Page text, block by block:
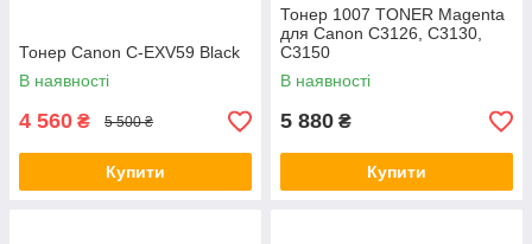
Тонер Canon C-EXV59 Black
В наявності
4 560 ₴ 5 500 ₴
Купити
Тонер 1007 TONER Magenta
для Canon C3126, C3130,
C3150
В наявності
5 880 ₴
Купити